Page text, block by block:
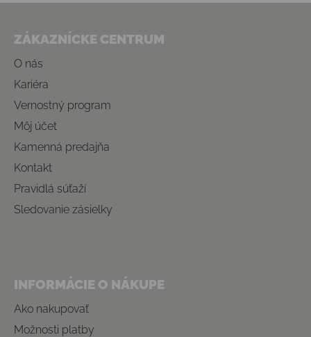
ZÁKAZNÍCKE CENTRUM
O nás
Kariéra
Vernostný program
Môj účet
Kamenná predajňa
Kontakt
Pravidlá súťaží
Sledovanie zásielky
INFORMÁCIE O NÁKUPE
Ako nakupovať
Možnosti platby